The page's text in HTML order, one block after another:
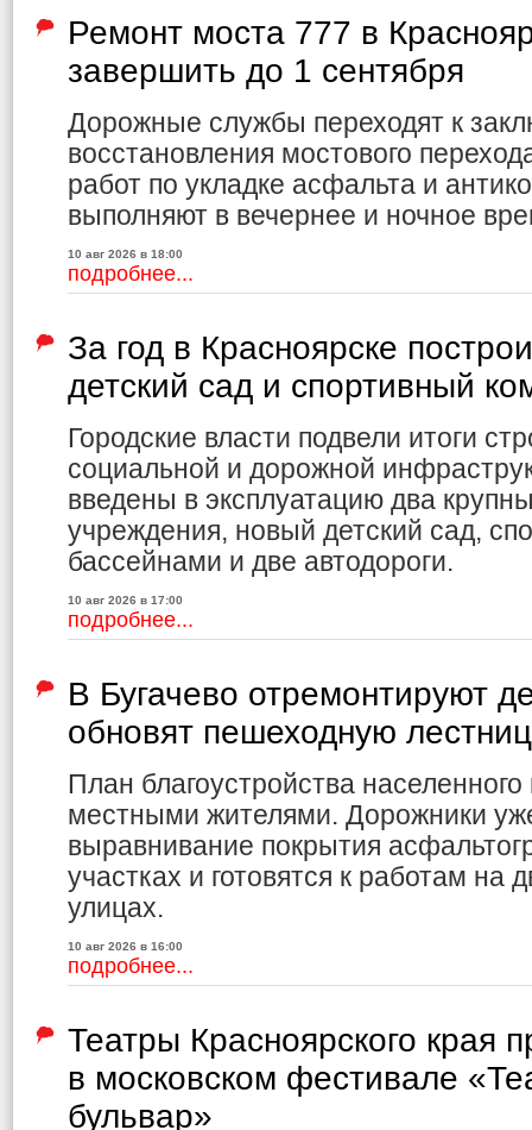
Ремонт моста 777 в
завершить до 1 сентября
Дорожные службы переходят к
восстановления мостового
работ по укладке асфальта и
выполняют в вечернее и ночное
10 авг 2026 в 18:00
подробнее...
За год в Красноярске
детский сад и спортивный
Городские власти подвели итоги
социальной и дорожной
введены в эксплуатацию два
учреждения, новый детский сад,
бассейнами и две автодороги.
10 авг 2026 в 17:00
подробнее...
В Бугачево отремонтируют
обновят пешеходную
План благоустройства населенного
местными жителями. Дорожники
выравнивание покрытия
участках и готовятся к работам на
улицах.
10 авг 2026 в 16:00
подробнее...
Театры Красноярского края
в московском фестивале
бульвар»